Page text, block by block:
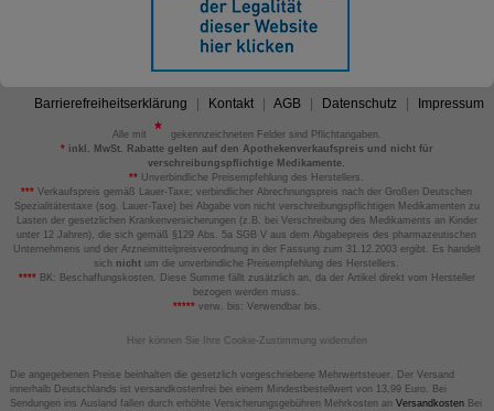
Barrierefreiheitserklärung Kontakt AGB Datenschutz Impressum
Alle mit
gekennzeichneten Felder sind Pflichtangaben.
*inkl. MwSt. Rabatte gelten auf den Apothekenverkaufspreis und nicht für
verschreibungspflichtige Medikamente.
** Unverbindliche Preisempfehlung des Herstellers.
*** Verkaufspreis gemäß Lauer-Taxe; verbindlicher Abrechnungspreis nach der Großen Deutschen
Spezialitätentaxe (sog. Lauer-Taxe) bei Abgabe von nicht verschreibungspflichtigen Medikamenten zu
Lasten der gesetzlichen Krankenversicherungen (z.B. bei Verschreibung des Medikaments an Kinder
unter 12 Jahren), die sich gemäß §129 Abs. 5a SGB V aus dem Abgabepreis des pharmazeutischen
Unternehmens und der Arzneimittelpreisverordnung in der Fassung zum 31.12.2003 ergibt. Es handelt
sich nicht um die unverbindliche Preisempfehlung des Herstellers.
****BK: Beschaffungskosten. Diese Summe fällt zusätzlich an, da der Artikel direkt vom Hersteller
bezogen werden muss.
*****verw. bis: Verwendbar bis.
Hier können Sie Ihre Cookie-Zustimmung widerrufen
Die angegebenen Preise beinhalten die gesetzlich vorgeschriebene Mehrwertsteuer. Der Versand
innerhalb Deutschlands ist versandkostenfrei bei einem Mindestbestellwert von 13,99 Euro. Bei
Sendungen ins Ausland fallen durch erhöhte Versicherungsgebühren Mehrkosten an VersandkostenBei